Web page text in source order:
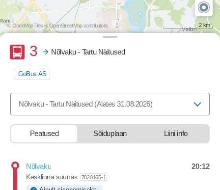
© OpenMapTiles © OpenStreetMap contributors 2 km
Buss
3 Nõlvaku - Tartu Näitused
GoBus AS
Nõlvaku - Tartu Näitused (Alates 31.08.2026)
Peatused Sõiduplaan Liini info
Nõlvaku Departure
20:12
Kesklinna suunas 7820165-1